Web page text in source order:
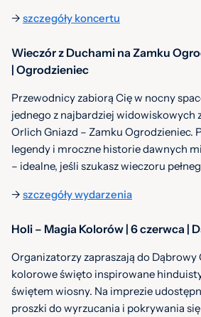
-> szczegóły koncertu
Wieczór z Duchami na Zamku
| Ogrodzieniec
Przewodnicy zabiorą Cię w nocny
jednego z najbardziej widowiskowych
Orlich Gniazd – Zamku Ogrodzieniec.
legendy i mroczne historie dawnych
– idealne, jeśli szukasz wieczoru
-> szczegóły wydarzenia
Holi – Magia Kolorów | 6 czerwca |
Organizatorzy zapraszają do Dąbrowy
kolorowe święto inspirowane
świętem wiosny. Na imprezie
proszki do wyrzucania i pokrywania